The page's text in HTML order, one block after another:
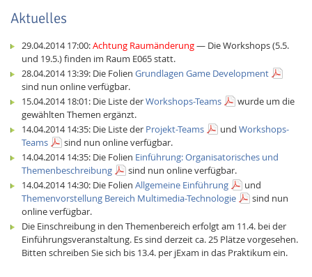
Aktuelles
29.04.2014 17:00:Achtung Raumänderung— Die Workshops (5.5.
und 19.5.) finden im Raum E065 statt.
28.04.2014 13:39: Die Folien Grundlagen Game Development
sind nun online verfügbar.
15.04.2014 18:01: Die Liste derWorkshops-Teams
wurde um die
gewählten Themen ergänzt.
14.04.2014 14:35: Die Liste der Projekt-Teams und Workshops-
Teams
sind nun online verfügbar.
14.04.2014 14:35: Die Folien Einführung: Organisatorisches und
Themenbeschreibung
sind nun online verfügbar.
14.04.2014 14:30: Die Folien Allgemeine Einführung
und
Themenvorstellung Bereich Multimedia-Technologie
sind nun
online verfügbar.
Die Einschreibung in den Themenbereich erfolgt am 11.4. bei der
Einführungsveranstaltung. Es sind derzeit ca. 25 Plätze vorgesehen.
Bitten schreiben Sie sich bis 13.4. per jExam in das Praktikum ein.